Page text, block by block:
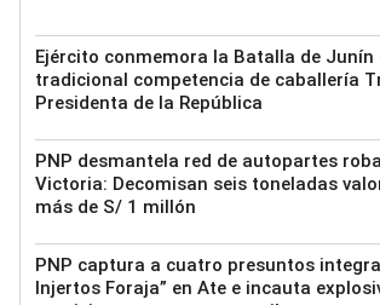
Ejército conmemora la Batalla de Junín
tradicional competencia de caballería
Presidenta de la República
PNP desmantela red de autopartes
Victoria: Decomisan seis toneladas
más de S/ 1 millón
PNP captura a cuatro presuntos
Injertos Foraja” en Ate e incauta